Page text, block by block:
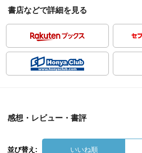
書店などで詳細を見る
感想・レビュー・書評
並び替え: いいね順